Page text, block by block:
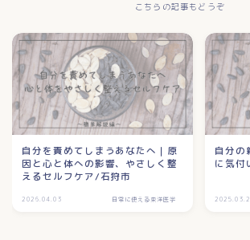
こちらの記事もどうぞ
自分を責めてしまうあなたへ｜原
因と心と体への影響、やさしく整
えるセルフケア/石狩市
2026.04.03 日常に使える東洋医学
自分の
に気付